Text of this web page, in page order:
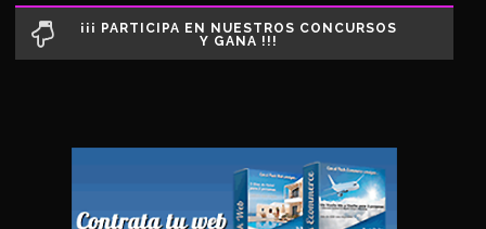
¡¡¡ PARTICIPA EN NUESTROS CONCURSOS
Y GANA !!!